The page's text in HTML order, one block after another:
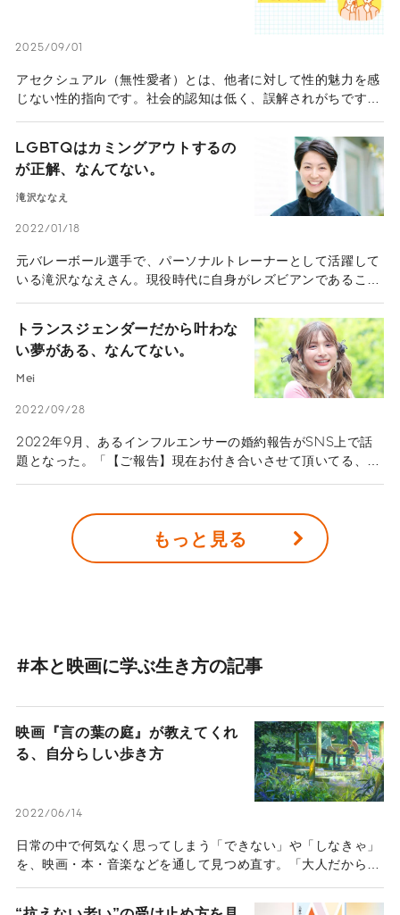
表現でき、生きやすくなったと話す聖秋流さん。ジェンダーレ
訣（ひけつ）を伺った。
2025/09/01
アセクシュアル（無性愛者）とは、他者に対して性的魅力を感
じない性的指向です。社会的認知は低く、誤解されがちです
LGBTQはカミングアウトするの
が正解、なんてない。
滝沢ななえ
2022/01/18
元バレーボール選手で、パーソナルトレーナーとして活躍して
いる滝沢ななえさん。現役時代に自身がレズビアンであること
リティを公表した。現在はSNSでパートナーとの日常をつづる
など、LGBTQのありのままの暮らしを発信し続けている。
LGBTQという言葉が人々の日常に少しずつ浸透していく中、
滝沢さんが理想とするのは「さまざまな選択肢がある世界」。
カミングアウトを自由にすることも、公表せずに胸の内にとど
めておくことも、人それぞれであっていいという。そう思った
いている。また、アスリートがLGBTQを公表する意義につい
ても語ってもらった。
トランスジェンダーだから叶わな
い夢がある、なんてない。
Mei
2022/09/28
2022年9月、あるインフルエンサーの婚約報告がSNS上で話
題となった。「【ご報告】現在お付き合いさせて頂いてる、男
も。この婚約報告をしたのは、2022年の3月に性転換手術を受
け、“女性”になったばかりの元男子インフルエンサー、Meiさ
んだ。約14年間トランスジェンダー女性として生活してきた彼
もっと見る
#本と映画に学ぶ生き方の記事
映画『言の葉の庭』が教えてくれ
る、自分らしい歩き方
2022/06/14
日常の中で何気なく思ってしまう「できない」や「しなきゃ」
を、映画・本・音楽などを通して見つめ直す。「大人だからし
てしまったことはないだろうか。「もう大人なんだから……」